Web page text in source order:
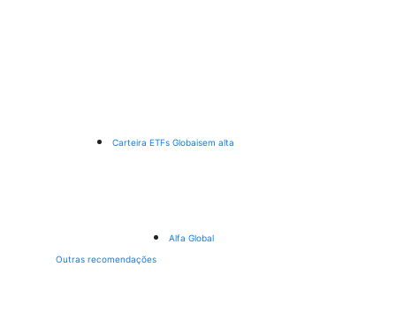
Carteira ETFs Globaisem alta
Alfa Global
Outras recomendações